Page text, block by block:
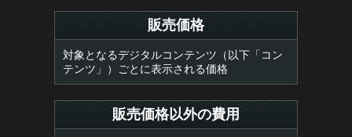
販売価格
対象となるデジタルコンテンツ（以下「コン
テンツ」）ごとに表示される価格
販売価格以外の費用